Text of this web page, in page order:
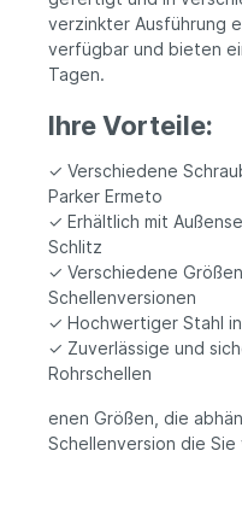
verzinkter Ausführung
verfügbar und bieten
Tagen.
Ihre Vorteile:
✓ Verschiedene
Parker Ermeto
✓ Erhältlich mit
Schlitz
✓ Verschiedene
Schellenversionen
✓ Hochwertiger Stahl
✓ Zuverlässige und
Rohrschellen
enen Größen, die
Schellenversion die